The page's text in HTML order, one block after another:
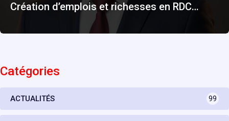
Création d’emplois et richesses en RDC…
Catégories
ACTUALITÉS 99